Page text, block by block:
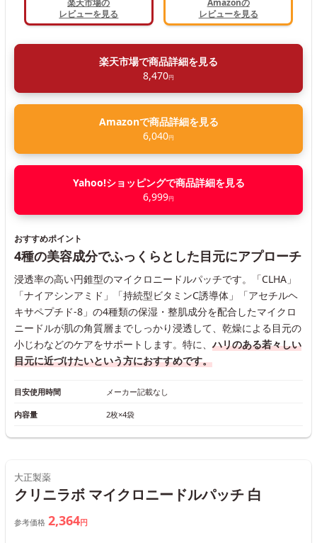
レビューを見る
レビューを見る
楽天市場で商品詳細を見る
8,470円
Amazonで商品詳細を見る
6,040円
Yahoo!ショッピングで商品詳細を見る
6,999円
おすすめポイント
4種の美容成分でふっくらとした目元にアプローチ
浸透率の高い円錐型のマイクロニードルパッチです。「CLHA」
「ナイアシンアミド」「持続型ビタミンC誘導体」「アセチルヘ
キサペプチド-8」の4種類の保湿・整肌成分を配合したマイクロ
ニードルが肌の角質層までしっかり浸透して、乾燥による目元の
小じわなどのケアをサポートします。特に、ハリのある若々しい
目元に近づけたいという方におすすめです。
目安使用時間 メーカー記載なし
内容量 2枚×4袋
大正製薬
クリニラボ マイクロニードルパッチ 白
参考価格 2,364円